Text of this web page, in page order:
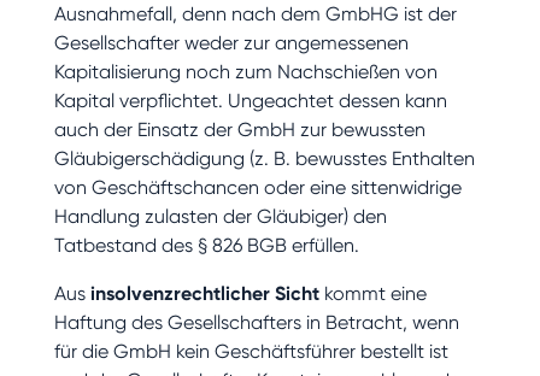
Ausnahmefall, denn nach dem GmbHG ist der
Gesellschafter weder zur angemessenen
Kapitalisierung noch zum Nachschießen von
Kapital verpflichtet. Ungeachtet dessen kann
auch der Einsatz der GmbH zur bewussten
Gläubigerschädigung (z. B. bewusstes Enthalten
von Geschäftschancen oder eine sittenwidrige
Handlung zulasten der Gläubiger) den
Tatbestand des § 826 BGB erfüllen.
Aus insolvenzrechtlicher Sichtkommt eine
Haftung des Gesellschafters in Betracht, wenn
für die GmbH kein Geschäftsführer bestellt ist